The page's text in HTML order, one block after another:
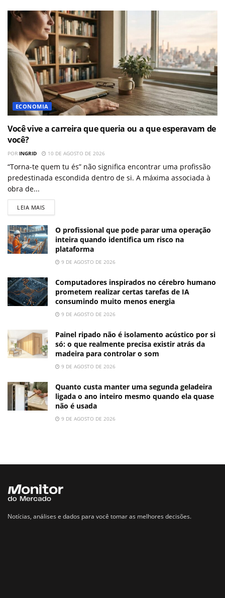
ECONOMIA
Você vive a carreira que queria ou a que esperavam de
você?
POR INGRID 10 DE AGOSTO DE 2026
“Torna-te quem tu és” não significa encontrar uma profissão
predestinada escondida dentro de si. A máxima associada à
obra de...
LEIA MAIS
O profissional que pode parar uma operação
inteira quando identifica um risco na
plataforma
9 DE AGOSTO DE 2026
Computadores inspirados no cérebro humano
prometem realizar certas tarefas de IA
consumindo muito menos energia
9 DE AGOSTO DE 2026
Painel ripado não é isolamento acústico por si
só: o que realmente precisa existir atrás da
madeira para controlar o som
9 DE AGOSTO DE 2026
Quanto custa manter uma segunda geladeira
ligada o ano inteiro mesmo quando ela quase
não é usada
9 DE AGOSTO DE 2026
Notícias, análises e dados para você tomar as melhores decisões.